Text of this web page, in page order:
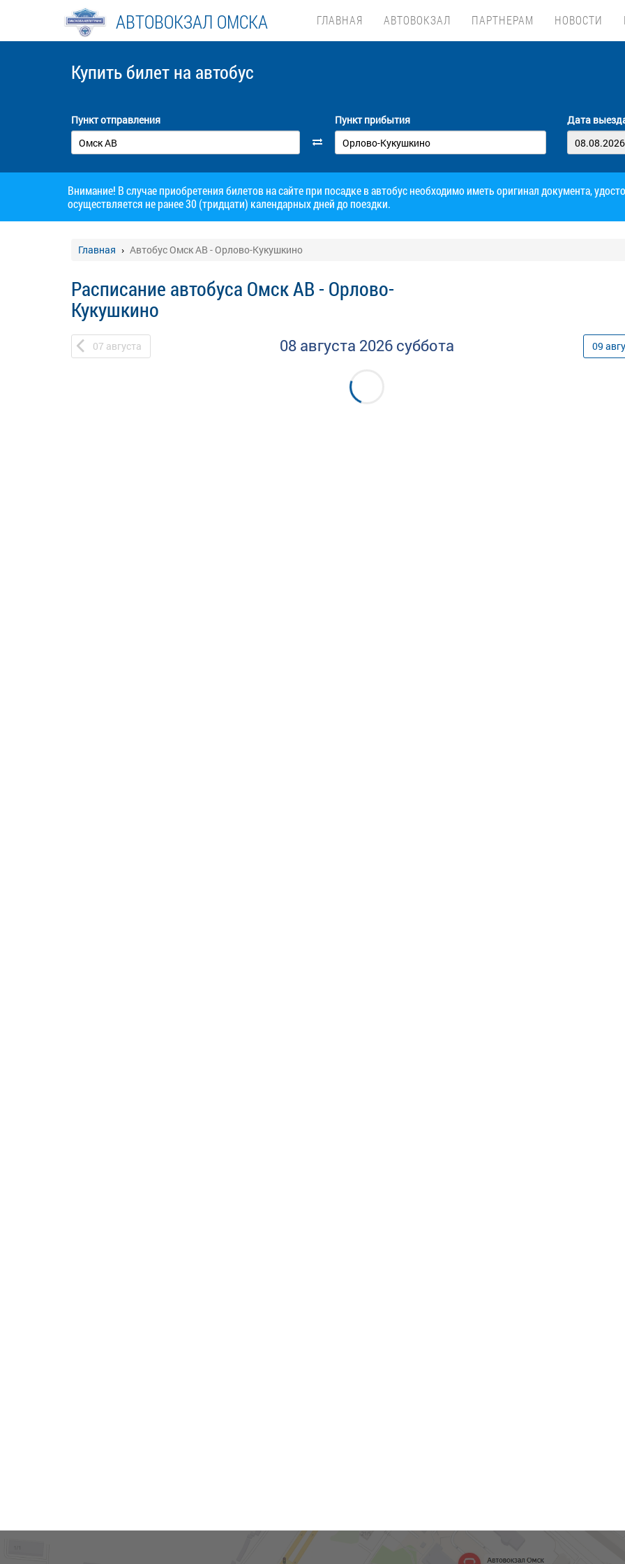
АВТОВОКЗАЛ ОМСКА ГЛАВНАЯ АВТОВОКЗАЛ ПАРТНЕРАМ НОВОСТИ
Купить билет на автобус
Пункт отправления Пункт прибытия Дата
Внимание! В случае приобретения билетов на сайте при посадке в автобус необходимо иметь оригинал документа,
осуществляется не ранее 30 (тридцати) календарных дней до поездки.
Главная Автобус Омск АВ - Орлово-Кукушкино
Расписание автобуса Омск АВ - Орлово-
Кукушкино
07 августа 08 августа 2026 суббота 09